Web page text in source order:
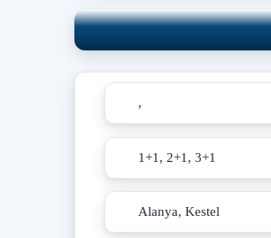
,
1+1, 2+1, 3+1
Alanya, Kestel